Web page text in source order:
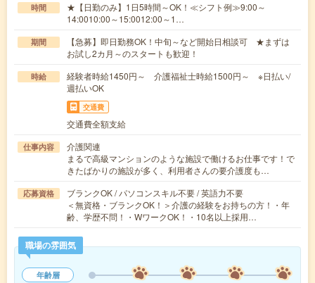
時間
★【日勤のみ】1日5時間～OK！≪シフト例≫9:00～
14:0010:00～15:0012:00～1…
期間
【急募】即日勤務OK！中旬～など開始日相談可 ★まずは
お試し2カ月～のスタートも歓迎！
時給
経験者時給1450円～ 介護福祉士時給1500円～ ※日払い/
週払いOK
交通費
交通費全額支給
仕事内容
介護関連
まるで高級マンションのような施設で働けるお仕事です！で
きたばかりの施設が多く、利用者さんの要介護度も…
応募資格
ブランクOK / パソコンスキル不要 / 英語力不要
＜無資格・ブランクOK！＞介護の経験をお持ちの方！・年
齢、学歴不問！・WワークOK！・10名以上採用…
職場の雰囲気
年齢層